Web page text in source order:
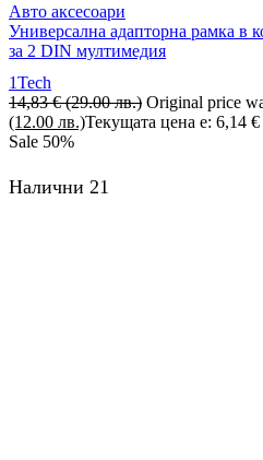
Авто аксесоари
Универсална адапторна рамка в
за 2 DIN мултимедия
1Tech
14,83€ (29.00 лв.) Original price
(12.00 лв.)Текущата цена е: 6,14
Sale 50%
Налични 21